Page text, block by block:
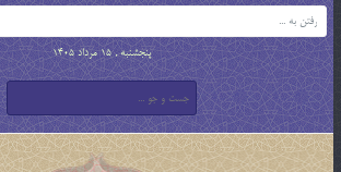
پنجشنبه , 15 مرداد 1405